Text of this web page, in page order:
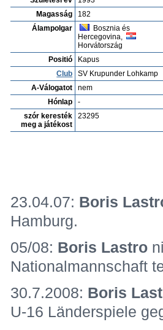
Magasság
182
Álampolgar
Bosznia és
Hercegovina,
Horvátország
Positió
Kapus
Club
SV Krupunder Lohkamp
A-Válogatot
nem
Hónlap
-
szór keresték
meg a játékost
23295
23.04.07: Boris
Hamburg.
05/08: Boris Lastro
Nationalmannschaft
30.7.2008: Boris
U-16 Länderspiele